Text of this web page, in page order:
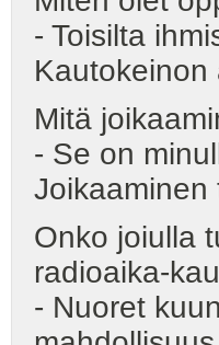
- Toisilta
Mitä
- Se on
Joikaaminen
Onko joiulla
radioaika-
- Nuoret